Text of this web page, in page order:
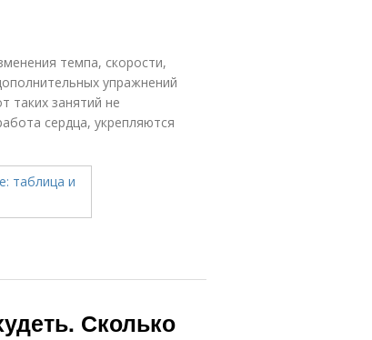
темпа, скорости,
упражнений
таких занятий не
сердца, укрепляются
Сколько